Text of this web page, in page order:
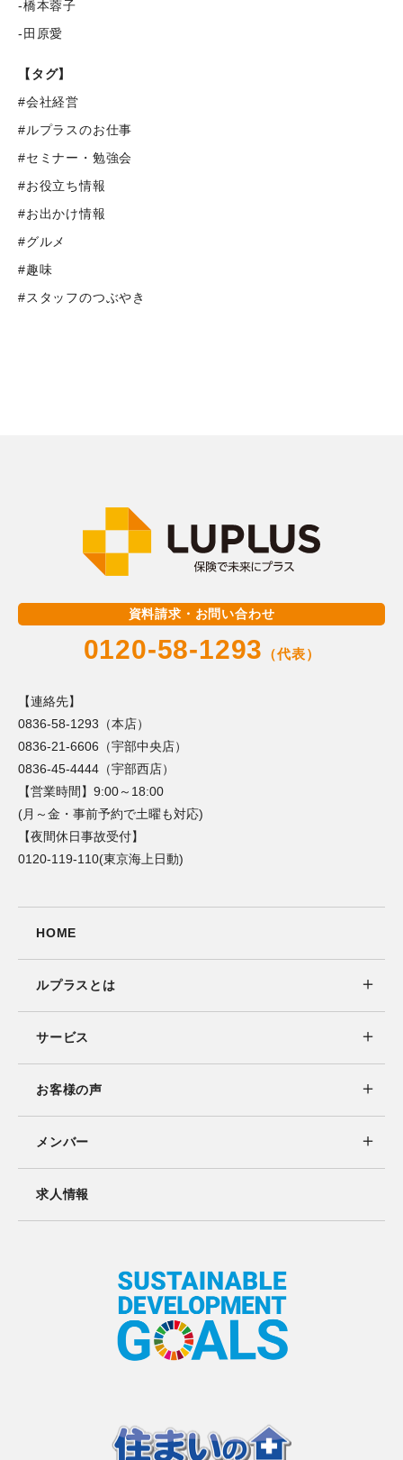
-橋本蓉子
-田原愛
【タグ】
#会社経営
#ルプラスのお仕事
#セミナー・勉強会
#お役立ち情報
#お出かけ情報
#グルメ
#趣味
#スタッフのつぶやき
資料請求・お問い合わせ
0120-58-1293 （代表）
【連絡先】
0836-58-1293（本店）
0836-21-6606（宇部中央店）
0836-45-4444（宇部西店）
【営業時間】9:00～18:00
(月～金・事前予約で土曜も対応)
【夜間休日事故受付】
0120-119-110(東京海上日動)
HOME
ルプラスとは
サービス
お客様の声
メンバー
求人情報